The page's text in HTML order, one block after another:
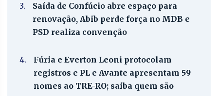
3.
Saída de Confúcio abre espaço para
renovação, Abib perde força no MDB e
PSD realiza convenção
4.
Fúria e Everton Leoni protocolam
registros e PL e Avante apresentam 59
nomes ao TRE-RO; saiba quem são